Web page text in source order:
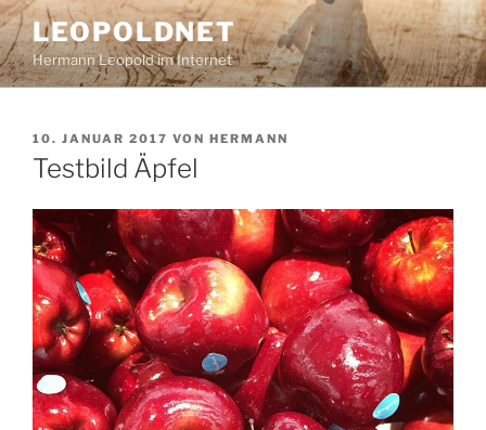
Zum
Inhalt
springen
LEOPOLDNET
Hermann Leopold im Internet
VERÖFFENTLICHT
AM
10. JANUAR 2017 VON HERMANN
Testbild Äpfel